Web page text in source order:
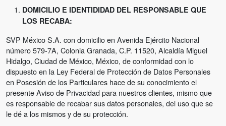
DOMICILIO E IDENTIDIDAD DEL RESPONSABLE QUE
LOS RECABA:
SVP México S.A. con domicilio en Avenida Ejército Nacional
número 579-7A, Colonia Granada, C.P. 11520, Alcaldía Miguel
Hidalgo, Ciudad de México, México, de conformidad con lo
dispuesto en la Ley Federal de Protección de Datos Personales
en Posesión de los Particulares hace de su conocimiento el
presente Aviso de Privacidad para nuestros clientes, mismo que
es responsable de recabar sus datos personales, del uso que se
le dé a los mismos y de su protección.